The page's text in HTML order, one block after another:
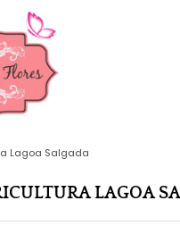
Lagoa Salgada
LAGOA